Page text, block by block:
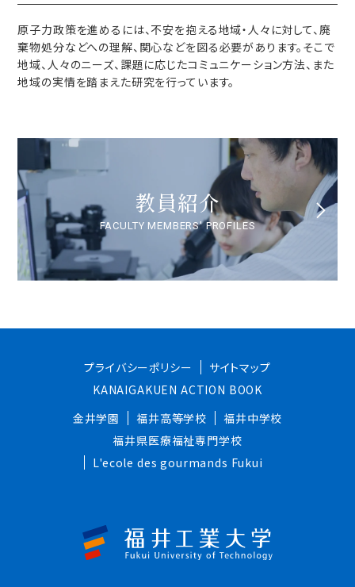
原子力政策を進めるには、不安を抱える地域・人々に対して、廃
棄物処分などへの理解、関心などを図る必要があります。そこで
地域、人々のニーズ、課題に応じたコミュニケーション方法、また
地域の実情を踏まえた研究を行っています。
教員紹介
FACULTY MEMBERS' PROFILES
プライバシーポリシー
サイトマップ
KANAIGAKUEN ACTION BOOK
金井学園
福井高等学校
福井中学校
福井県医療福祉専門学校
L'ecole des gourmands Fukui